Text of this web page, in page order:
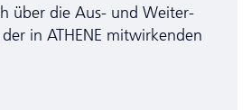
über die Aus- und Weiter­
in ATHENE mitwirkenden